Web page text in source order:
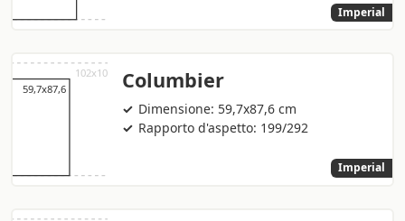
Imperial
Columbier
Dimensione: 59,7x87,6 cm
Rapporto d'aspetto: 199/292
Imperial